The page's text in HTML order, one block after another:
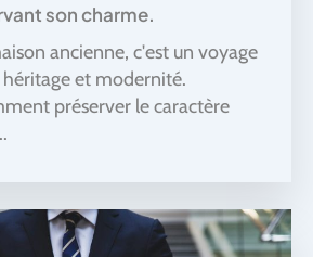
son charme.
ancienne, c'est un voyage
et modernité.
préserver le caractère